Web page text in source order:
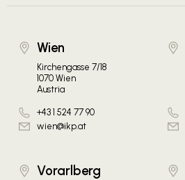
Wien
Kirchengasse 7/18
1070 Wien
Austria
+43 1 524 77 90
wien@ikp.at
Vorarlberg